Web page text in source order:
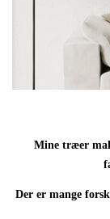
Mine træer
Der er mange